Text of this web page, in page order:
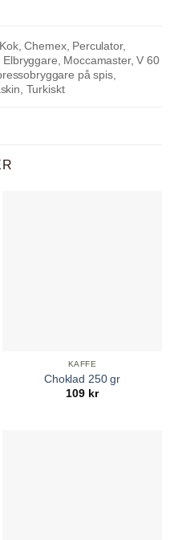
Chemex, Perculator,
Elbryggare, Moccamaster, V 60
på spis,
Turkiskt
KAFFE
Choklad 250 gr
109 kr